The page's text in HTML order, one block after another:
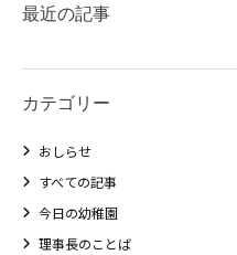
最近の記事
カテゴリー
おしらせ
すべての記事
今日の幼稚園
理事長のことば